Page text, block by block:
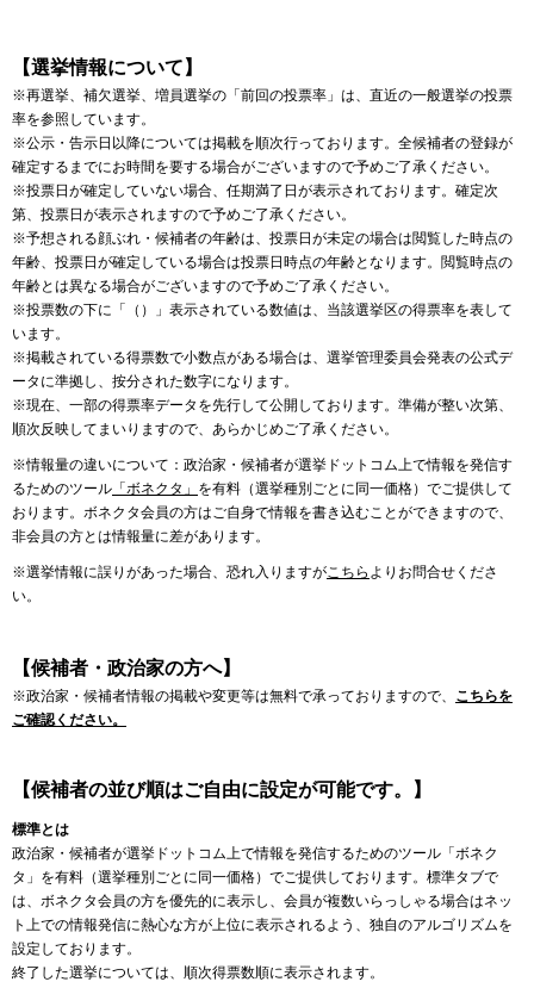
【選挙情報について】
※再選挙、補欠選挙、増員選挙の「前回の投票率」は、直近の一般選挙の投票
率を参照しています。
※公示・告示日以降については掲載を順次行っております。全候補者の登録が
確定するまでにお時間を要する場合がございますので予めご了承ください。
※投票日が確定していない場合、任期満了日が表示されております。確定次
第、投票日が表示されますので予めご了承ください。
※予想される顔ぶれ・候補者の年齢は、投票日が未定の場合は閲覧した時点の
年齢、投票日が確定している場合は投票日時点の年齢となります。閲覧時点の
年齢とは異なる場合がございますので予めご了承ください。
※投票数の下に「（）」表示されている数値は、当該選挙区の得票率を表して
います。
※掲載されている得票数で小数点がある場合は、選挙管理委員会発表の公式デ
ータに準拠し、按分された数字になります。
※現在、一部の得票率データを先行して公開しております。準備が整い次第、
順次反映してまいりますので、あらかじめご了承ください。
※情報量の違いについて：政治家・候補者が選挙ドットコム上で情報を発信す
るためのツール 「ボネクタ」 を有料（選挙種別ごとに同一価格）でご提供して
おります。ボネクタ会員の方はご自身で情報を書き込むことができますので、
非会員の方とは情報量に差があります。
※選挙情報に誤りがあった場合、恐れ入りますがこちら よりお問合せくださ
い。
【候補者・政治家の方へ】
※政治家・候補者情報の掲載や変更等は無料で承っておりますので、 こちらを
ご確認ください。
【候補者の並び順はご自由に設定が可能です。】
標準とは
政治家・候補者が選挙ドットコム上で情報を発信するためのツール「ボネク
タ」を有料（選挙種別ごとに同一価格）でご提供しております。標準タブで
は、ボネクタ会員の方を優先的に表示し、会員が複数いらっしゃる場合はネッ
ト上での情報発信に熱心な方が上位に表示されるよう、独自のアルゴリズムを
設定しております。
終了した選挙については、順次得票数順に表示されます。